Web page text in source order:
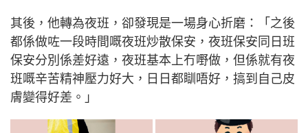
其後，他轉為夜班，卻發現是一場身心折磨：「之後
都係做咗一段時間嘅夜班炒散保安，夜班保安同日班
保安分別係差好遠，夜班基本上冇嘢做，但係就有夜
班嘅辛苦精神壓力好大，日日都瞓唔好，搞到自己皮
膚變得好差。」